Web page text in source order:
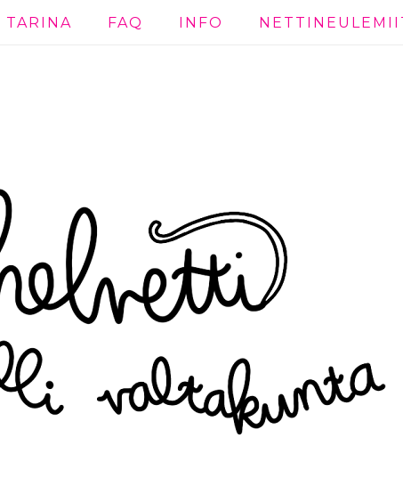
TARINA FAQ INFO